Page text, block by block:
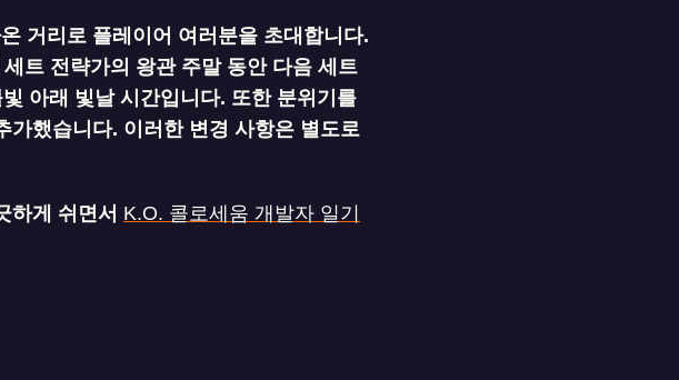
거리로 플레이어 여러분을 초대합니다.
트 전략가의 왕관 주말 동안 다음 세트
아래 빛날 시간입니다. 또한 분위기를
가했습니다. 이러한 변경 사항은 별도로
하게 쉬면서 K.O. 콜로세움 개발자 일기